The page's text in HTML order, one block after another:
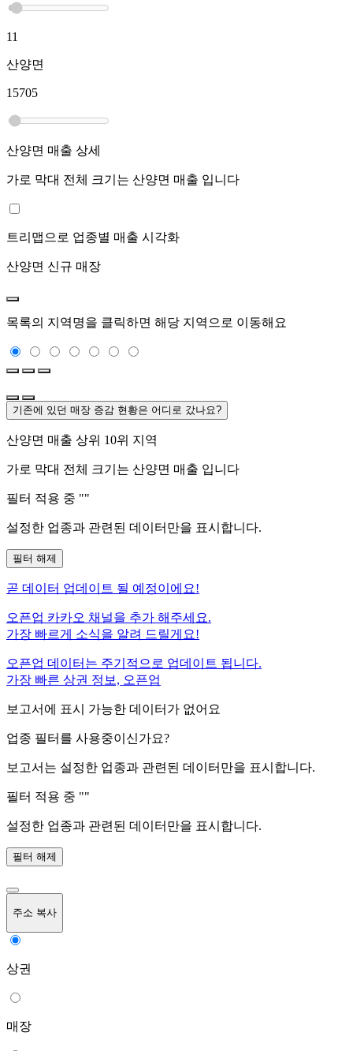
11
산양면
15705
산양면 매출 상세
가로 막대 전체 크기는 산양면 매출 입니다
트리맵으로 업종별 매출 시각화
산양면 신규 매장
목록의 지역명을 클릭하면 해당 지역으로 이동해요
기존에 있던 매장 증감 현황은 어디로 갔나요?
산양면 매출 상위 10위 지역
가로 막대 전체 크기는 산양면 매출 입니다
필터 적용 중 ""
설정한 업종과 관련된 데이터만을 표시합니다.
필터 해제
곧 데이터 업데이트 될 예정이에요!
오픈업 카카오 채널을 추가 해주세요.
가장 빠르게 소식을 알려 드릴게요!
오픈업 데이터는 주기적으로 업데이트 됩니다.
가장 빠른 상권 정보, 오픈업
보고서에 표시 가능한 데이터가 없어요
업종 필터를 사용중이신가요?
보고서는 설정한 업종과 관련된 데이터만을 표시합니다.
필터 적용 중 ""
설정한 업종과 관련된 데이터만을 표시합니다.
필터 해제
주소 복사
상권
매장